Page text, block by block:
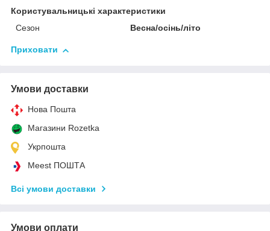
Користувальницькі характеристики
Сезон
Весна/осінь/літо
Приховати
Умови доставки
Нова Пошта
Магазини Rozetka
Укрпошта
Meest ПОШТА
Всі умови доставки
Умови оплати